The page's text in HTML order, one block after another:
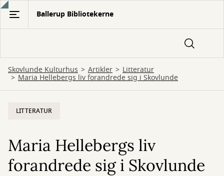
Gå
hovedindhold
Ballerup Bibliotekerne
Skovlunde Kulturhus Artikler Litteratur
Maria Hellebergs liv forandrede sig i Skovlunde
LITTERATUR
Maria Hellebergs liv
forandrede sig i Skovlunde